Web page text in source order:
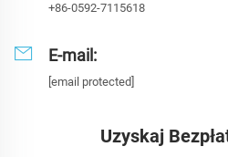
+86-0592-7115618
E-mail:
[email protected]
Uzyskaj